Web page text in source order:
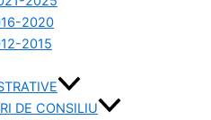
2020
2015
DE CONSILIU